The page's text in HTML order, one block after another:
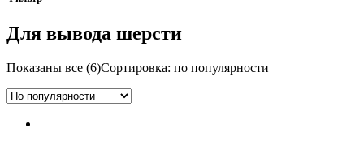
Для вывода шерсти
Показаны все (6)Сортировка: по популярности